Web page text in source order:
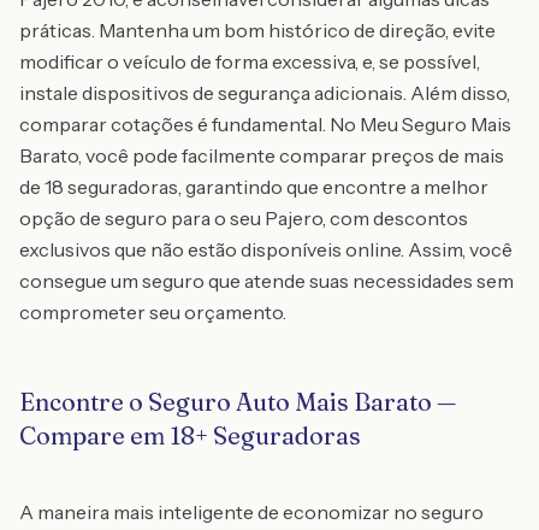
práticas. Mantenha um bom histórico de direção, evite
modificar o veículo de forma excessiva, e, se possível,
instale dispositivos de segurança adicionais. Além disso,
comparar cotações é fundamental. No Meu Seguro Mais
Barato, você pode facilmente comparar preços de mais
de 18 seguradoras, garantindo que encontre a melhor
opção de seguro para o seu Pajero, com descontos
exclusivos que não estão disponíveis online. Assim, você
consegue um seguro que atende suas necessidades sem
comprometer seu orçamento.
Encontre o Seguro Auto Mais Barato —
Compare em 18+ Seguradoras
A maneira mais inteligente de economizar no seguro